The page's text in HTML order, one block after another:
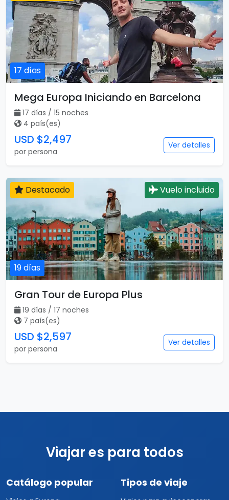
3 país(es)
USD $2,255
por persona
Ver detalles
17 días
Destacado Vuelo incluido
Mega Europa Iniciando en Barcelona
17 días / 15 noches
4 país(es)
USD $2,497
por persona
Ver detalles
19 días
Destacado Vuelo incluido
USD $2,597